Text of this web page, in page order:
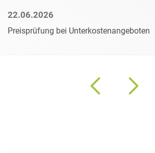
22.06.2026
Preisprüfung bei Unterkostenangeboten